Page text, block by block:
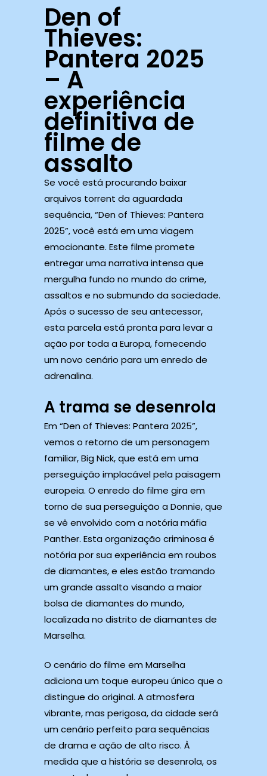
Den of
Thieves:
Pantera 2025
– A
experiência
definitiva de
filme de
assalto
Se você está procurando baixar
arquivos torrent da aguardada
sequência, “Den of Thieves: Pantera
2025”, você está em uma viagem
emocionante. Este filme promete
entregar uma narrativa intensa que
mergulha fundo no mundo do crime,
assaltos e no submundo da sociedade.
Após o sucesso de seu antecessor,
esta parcela está pronta para levar a
ação por toda a Europa, fornecendo
um novo cenário para um enredo de
adrenalina.
A trama se desenrola
Em “Den of Thieves: Pantera 2025”,
vemos o retorno de um personagem
familiar, Big Nick, que está em uma
perseguição implacável pela paisagem
europeia. O enredo do filme gira em
torno de sua perseguição a Donnie, que
se vê envolvido com a notória máfia
Panther. Esta organização criminosa é
notória por sua experiência em roubos
de diamantes, e eles estão tramando
um grande assalto visando a maior
bolsa de diamantes do mundo,
localizada no distrito de diamantes de
Marselha.
O cenário do filme em Marselha
adiciona um toque europeu único que o
distingue do original. A atmosfera
vibrante, mas perigosa, da cidade será
um cenário perfeito para sequências
de drama e ação de alto risco. À
medida que a história se desenrola, os